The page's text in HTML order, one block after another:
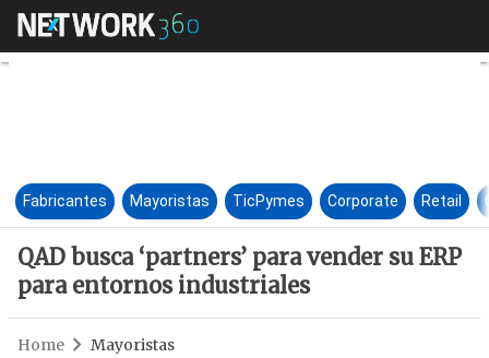
QAD busca ‘partners’ para
Fabricantes Mayoristas TicPymes Corporate Retail
QAD busca ‘partners’ para vender su ERP
para entornos industriales
Home Mayoristas